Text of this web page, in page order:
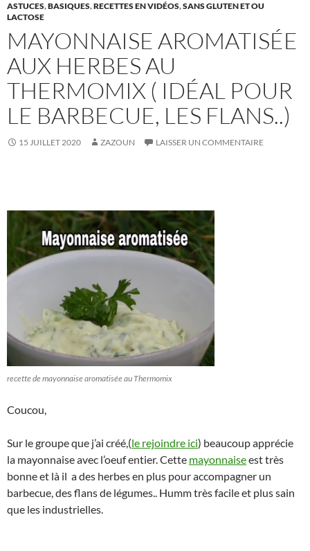
ASTUCES,BASIQUES,RECETTES EN VIDÉOS,SANS GLUTEN ET OU
LACTOSE
MAYONNAISE AROMATISÉE
AUX HERBES AU
THERMOMIX ( IDÉAL POUR
LE BARBECUE, LES FLANS..)
15 JUILLET 2020 ZAZOUN LAISSER UN COMMENTAIRE
recette de mayonnaise aromatisée au Thermomix
Coucou,
Sur le groupe que j’ai créé,(le rejoindre ici) beaucoup apprécie
la mayonnaise avec l’oeuf entier. Cette mayonnaiseest très
bonne et là il a des herbes en plus pour accompagner un
barbecue, des flans de légumes.. Humm très facile et plus sain
que les industrielles.